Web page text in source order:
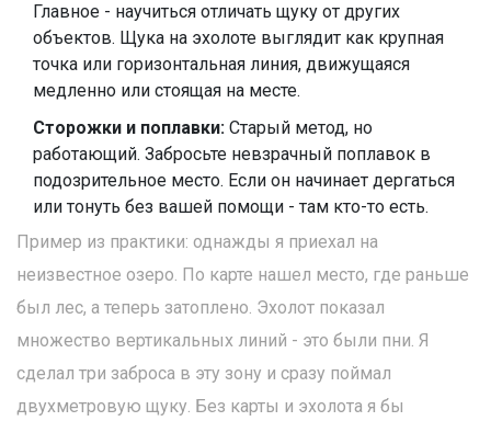
Главное - научиться отличать щуку от других
объектов. Щука на эхолоте выглядит как крупная
точка или горизонтальная линия, движущаяся
медленно или стоящая на месте.
Сторожки и поплавки: Старый метод, но
работающий. Забросьте невзрачный поплавок в
подозрительное место. Если он начинает дергаться
или тонуть без вашей помощи - там кто-то есть.
Пример из практики: однажды я приехал на
неизвестное озеро. По карте нашел место, где раньше
был лес, а теперь затоплено. Эхолот показал
множество вертикальных линий - это были пни. Я
сделал три заброса в эту зону и сразу поймал
двухметровую щуку. Без карты и эхолота я бы